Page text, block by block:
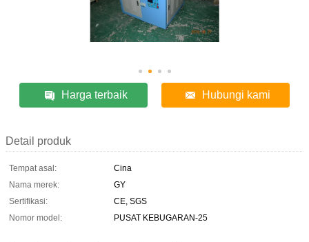
Harga terbaik Hubungi kami
Detail produk
Tempat asal:
Cina
Nama merek:
GY
Sertifikasi:
CE, SGS
Nomor model:
PUSAT KEBUGARAN-25